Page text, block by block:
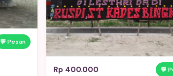
💬 Pesan
Rp 400.000 💬